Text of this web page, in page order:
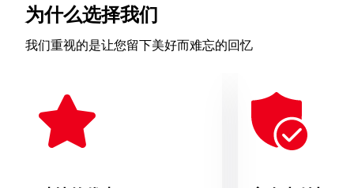
統風格創作的新表演表示讚賞。在其中，作者將古典的
表演方式與民間藝術元素相結合，精心處理每個節目並
保持對民間價值觀和文化的尊重。第二季中，該劇以超
當一個巨大的俄羅斯娃娃（俄羅斯文化的象徵）突然出
現時，舞台上發生了真正的魔術，藝術家們從娃娃中走
出來，表演他們獨特的節目。自去年三月以來，已有數
千名觀眾觀看了這場演出，他們不僅注意到了馬戲團表
为什么选择我们
我们重视的是让您留下美好而难忘的回忆